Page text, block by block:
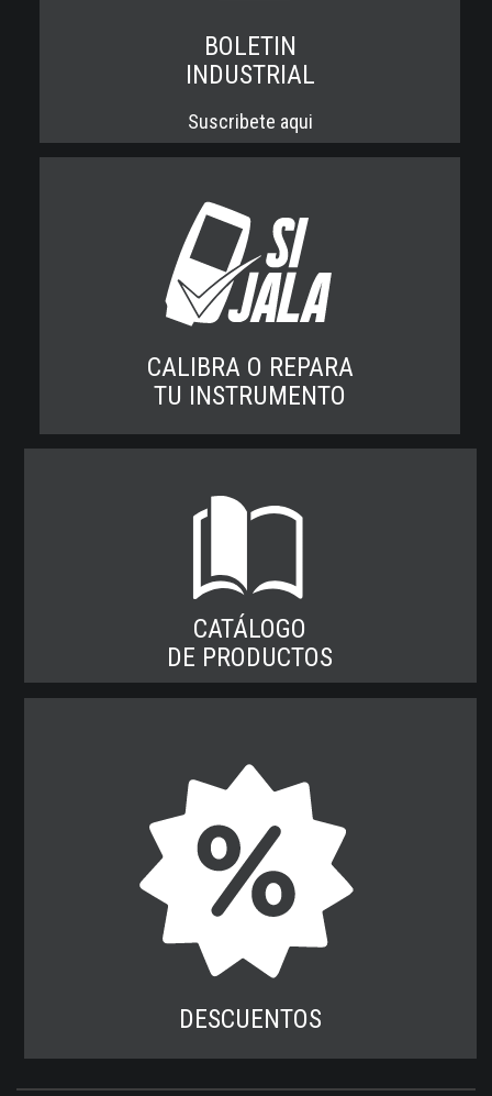
BOLETIN
INDUSTRIAL
Suscribete aqui
CALIBRA O REPARA
TU INSTRUMENTO
CATÁLOGO
DE PRODUCTOS
DESCUENTOS